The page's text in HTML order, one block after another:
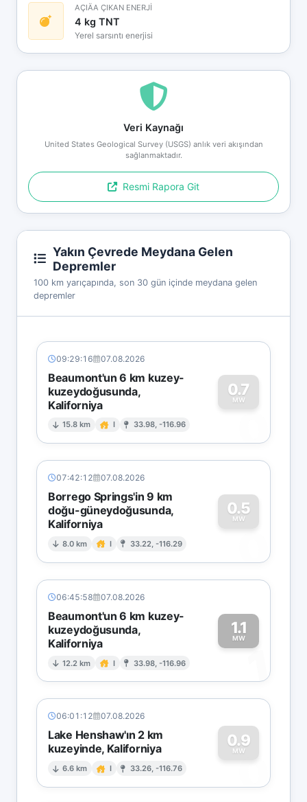
AÇIÄA ÇIKAN ENERJİ
4 kg TNT
Yerel sarsıntı enerjisi
Veri Kaynağı
United States Geological Survey (USGS) anlık veri akışından
sağlanmaktadır.
Resmi Rapora Git
Yakın Çevrede Meydana Gelen
Depremler
100 km yarıçapında, son 30 gün içinde meydana gelen
depremler
09:29:16 07.08.2026
Beaumont'un 6 km kuzey-
kuzeydoğusunda,
Kaliforniya
15.8 km I 33.98, -116.96
0.7
MW
0
07:42:12 07.08.2026
Borrego Springs'in 9 km
doğu-güneydoğusunda,
Kaliforniya
8.0 km I 33.22, -116.29
0.5
MW
0
06:45:58 07.08.2026
Beaumont'un 6 km kuzey-
kuzeydoğusunda,
Kaliforniya
12.2 km I 33.98, -116.96
1.1
MW
1
06:01:12 07.08.2026
Lake Henshaw'ın 2 km
kuzeyinde, Kaliforniya
6.6 km I 33.26, -116.76
0.9
MW
0